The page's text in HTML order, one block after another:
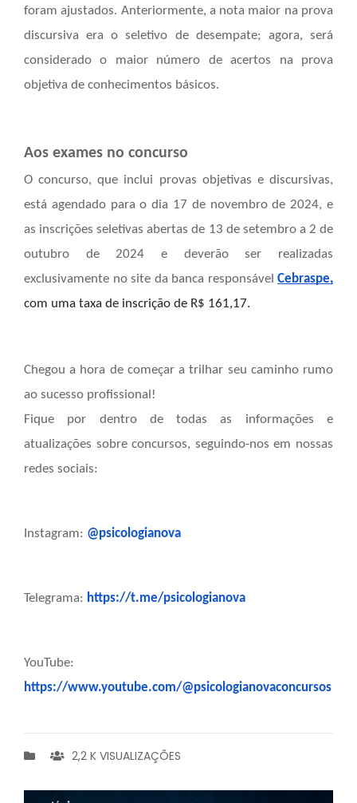
foram ajustados. Anteriormente, a nota maior na prova
discursiva era o seletivo de desempate; agora, será
considerado o maior número de acertos na prova
objetiva de conhecimentos básicos.
Aos exames no concurso
O concurso, que inclui provas objetivas e discursivas,
está agendado para o dia 17 de novembro de 2024, e
as inscrições seletivas abertas de 13 de setembro a 2 de
outubro de 2024 e deverão ser realizadas
exclusivamente no site da banca responsável Cebraspe,
com uma taxa de inscrição de R$ 161,17.
Chegou a hora de começar a trilhar seu caminho rumo
ao sucesso profissional!
Fique por dentro de todas as informações e
atualizações sobre concursos, seguindo-nos em nossas
redes sociais:
Instagram: @psicologianova
Telegrama: https://t.me/psicologianova
YouTube:
https://www.youtube.com/@psicologianovaconcursos
2,2 K VISUALIZAÇÕES